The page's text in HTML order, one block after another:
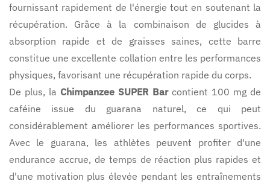
fournissant rapidement de l'énergie tout en soutenant la
récupération. Grâce à la combinaison de glucides à
absorption rapide et de graisses saines, cette barre
constitue une excellente collation entre les performances
physiques, favorisant une récupération rapide du corps.
De plus, la Chimpanzee SUPER Barcontient 100 mg de
caféine issue du guarana naturel, ce qui peut
considérablement améliorer les performances sportives.
Avec le guarana, les athlètes peuvent profiter d'une
endurance accrue, de temps de réaction plus rapides et
d'une motivation plus élevée pendant les entraînements